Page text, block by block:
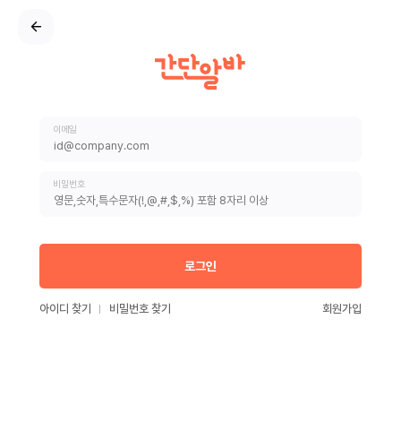
이메일
비밀번호
로그인
아이디 찾기 비밀번호 찾기 회원가입